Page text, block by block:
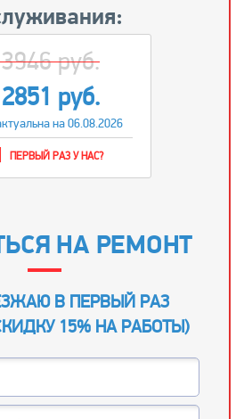
руб.
руб.
на 06.08.2026
ПЕРВЫЙ РАЗ У НАС?
НА РЕМОНТ
В ПЕРВЫЙ РАЗ
15% НА РАБОТЫ)